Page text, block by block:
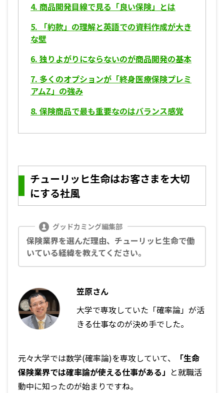
4. 商品開発目線で見る「良い保険」とは
5. 「約款」の理解と英語での資料作成が大き
な壁
6. 独りよがりにならないのが商品開発の基本
7. 多くのオプションが「終身医療保険プレミ
アムZ」の強み
8. 保険商品で最も重要なのはバランス感覚
チューリッヒ生命はお客さまを大切
にする社風
保険業界を選んだ理由、チューリッヒ生命で働
いている経緯を教えてください。
笠原さん
大学で専攻していた「確率論」が活
きる仕事なのが決め手でした。
元々大学では数学(確率論)を専攻していて、
「生命
保険業界では確率論が使える仕事がある」 と就職活
動中に知ったのが始まりですね。